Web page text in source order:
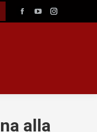
Facebook
YouTubeInstagram
alla